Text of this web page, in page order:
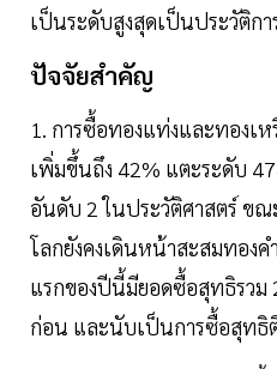
เป็นระดับสูงสุดเป็นประวัติก
ปัจจัยสำคัญ
1. การซื้อทองแท่งและทองเ
เพิ่มขึ้นถึง 42% แตะระดับ
อันดับ 2 ในประวัติศาสตร์ ขณ
โลกยังคงเดินหน้าสะสมทองค
แรกของปีนี้มียอดซื้อสุทธิรว
ก่อน และนับเป็นการซื้อสุทธิ